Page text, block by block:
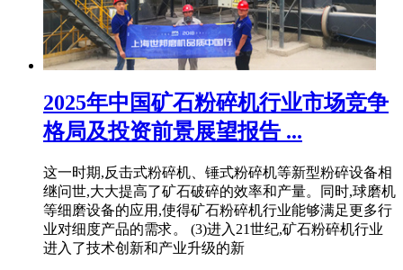
2025年中国矿石粉碎机行业市场竞争
格局及投资前景展望报告 ...
这一时期,反击式粉碎机、锤式粉碎机等新型粉碎设备相
继问世,大大提高了矿石破碎的效率和产量。同时,球磨机
等细磨设备的应用,使得矿石粉碎机行业能够满足更多行
业对细度产品的需求。 (3)进入21世纪,矿石粉碎机行业
进入了技术创新和产业升级的新